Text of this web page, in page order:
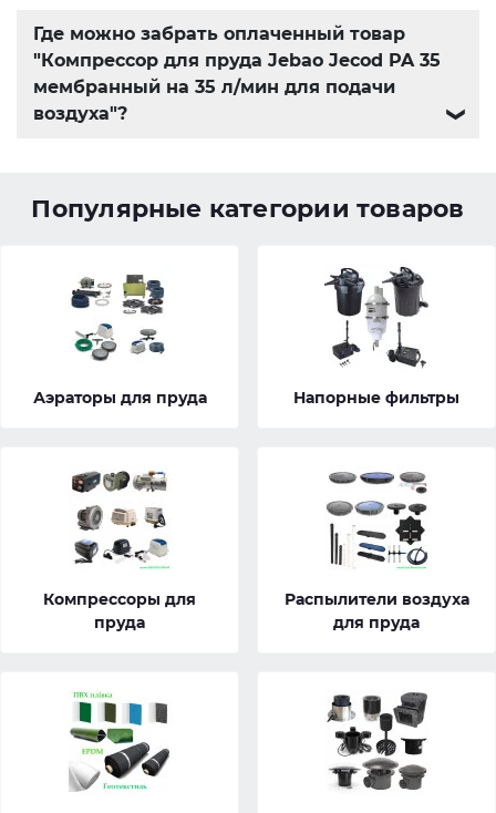
Где можно забрать оплаченный товар
"Компрессор для пруда Jebao Jecod PA 35
мембранный на 35 л/мин для подачи
воздуха"?
❯
Популярные категории товаров
Аэраторы для пруда Напорные фильтры
Компрессоры для
пруда
Распылители воздуха
для пруда